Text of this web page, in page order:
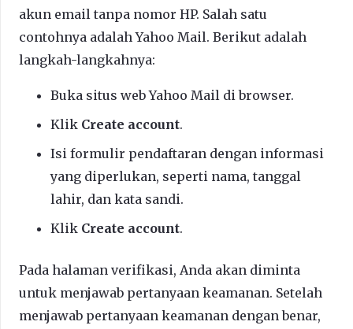
akun email tanpa nomor HP. Salah satu
contohnya adalah Yahoo Mail. Berikut adalah
langkah-langkahnya:
Buka situs web Yahoo Mail di browser.
Klik Create account.
Isi formulir pendaftaran dengan informasi
yang diperlukan, seperti nama, tanggal
lahir, dan kata sandi.
Klik Create account.
Pada halaman verifikasi, Anda akan diminta
untuk menjawab pertanyaan keamanan. Setelah
menjawab pertanyaan keamanan dengan benar,